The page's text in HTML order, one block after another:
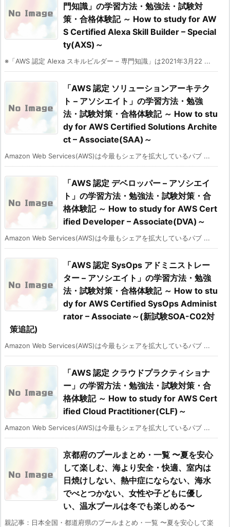
門知識」の学習方法・勉強法・試験対
策・合格体験記 ～ How to study for AW
S Certified Alexa Skill Builder – Special
ty(AXS)～
※「AWS 認定 Alexa スキルビルダー – 専門知識」は2021年3月22 ...
「AWS 認定 ソリューションアーキテク
ト – アソシエイト」の学習方法・勉強
法・試験対策・合格体験記 ～ How to stu
dy for AWS Certified Solutions Archite
ct – Associate(SAA)～
Amazon Web Services(AWS)は今最もシェアを拡大しているパブ ...
「AWS 認定 デベロッパー – アソシエイ
ト」の学習方法・勉強法・試験対策・合
格体験記 ～ How to study for AWS Cert
ified Developer – Associate(DVA)～
Amazon Web Services(AWS)は今最もシェアを拡大しているパブ ...
「AWS 認定 SysOps アドミニストレー
ター – アソシエイト」の学習方法・勉強
法・試験対策・合格体験記 ～ How to stu
dy for AWS Certified SysOps Administ
rator – Associate～(新試験SOA-C02対
策追記)
Amazon Web Services(AWS)は今最もシェアを拡大しているパブ ...
「AWS 認定 クラウドプラクティショナ
ー」の学習方法・勉強法・試験対策・合
格体験記 ～ How to study for AWS Cert
ified Cloud Practitioner(CLF)～
Amazon Web Services(AWS)は今最もシェアを拡大しているパブ ...
京都府のプールまとめ・一覧 〜夏を安心
して楽しむ、海より安全・快適、室内は
日焼けしない、熱中症にならない、海水
でべとつかない、女性や子どもに優し
い、温水プールは冬でも楽しめる〜
親記事：日本全国・都道府県のプールまとめ・一覧 〜夏を安心して楽